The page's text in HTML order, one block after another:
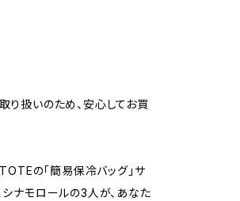
り扱いのため、安心してお買
の「簡易保冷バッグ」サ
シナモロールの3人が、あなた